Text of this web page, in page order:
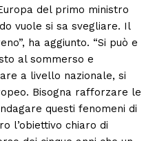
del primo ministro
vuole si sa svegliare. Il
ha aggiunto. “Si può e
al sommerso e
a livello nazionale, si
Bisogna rafforzare le
questi fenomeni di
l’obiettivo chiaro di